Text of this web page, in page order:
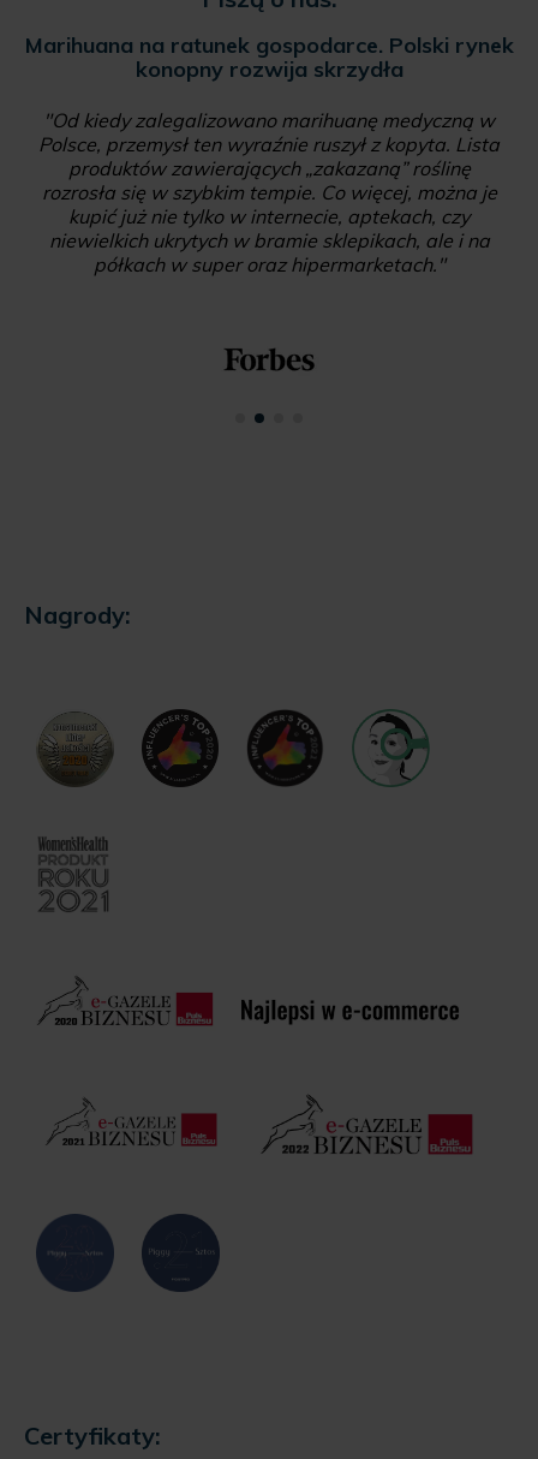
Marihuana na ratunek gospodarce. Polski rynek
konopny rozwija skrzydła
"Od kiedy zalegalizowano marihuanę medyczną w
Polsce, przemysł ten wyraźnie ruszył z kopyta. Lista
produktów zawierających „zakazaną” roślinę
rozrosła się w szybkim tempie. Co więcej, można je
kupić już nie tylko w internecie, aptekach, czy
niewielkich ukrytych w bramie sklepikach, ale i na
półkach w super oraz hipermarketach."
Nagrody:
Certyfikaty: